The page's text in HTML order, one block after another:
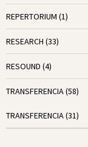
REPERTORIUM (1)
RESEARCH (33)
RESOUND (4)
TRANSFERENCIA(58)
TRANSFERENCIA(31)